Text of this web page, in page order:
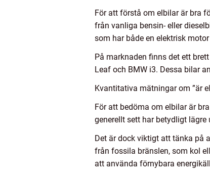
För att förstå om elbilar är bra
från vanliga bensin- eller
som har både en elektrisk
På marknaden finns det ett
Leaf och BMW i3. Dessa bilar
Kvantitativa mätningar om ”är
För att bedöma om elbilar är
generellt sett har betydligt
Det är dock viktigt att tänka på
från fossila bränslen, som kol
att använda förnybara